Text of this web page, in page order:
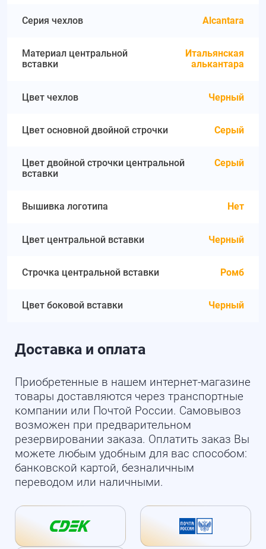
Серия чехлов Alcantara
Материал центральной
вставки
Итальянская
алькантара
Цвет чехлов Черный
Цвет основной двойной строчки Серый
Цвет двойной строчки центральной
вставки
Серый
Вышивка логотипа Нет
Цвет центральной вставки Черный
Строчка центральной вставки Ромб
Цвет боковой вставки Черный
Доставка и оплата
Приобретенные в нашем интернет-магазине
товары доставляются через транспортные
компании или Почтой России. Самовывоз
возможен при предварительном
резервировании заказа. Оплатить заказ Вы
можете любым удобным для вас способом:
банковской картой, безналичным
переводом или наличными.